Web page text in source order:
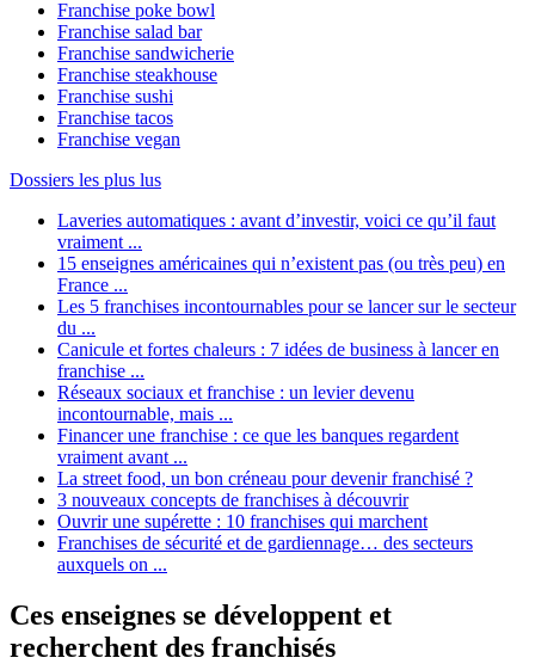
Franchise poke bowl
Franchise salad bar
Franchise sandwicherie
Franchise steakhouse
Franchise sushi
Franchise tacos
Franchise vegan
Dossiers les plus lus
Laveries automatiques : avant d’investir, voici ce qu’il faut
vraiment ...
15 enseignes américaines qui n’existent pas (ou très peu) en
France ...
Les 5 franchises incontournables pour se lancer sur le secteur
du ...
Canicule et fortes chaleurs : 7 idées de business à lancer en
franchise ...
Réseaux sociaux et franchise : un levier devenu
incontournable, mais ...
Financer une franchise : ce que les banques regardent
vraiment avant ...
La street food, un bon créneau pour devenir franchisé ?
3 nouveaux concepts de franchises à découvrir
Ouvrir une supérette : 10 franchises qui marchent
Franchises de sécurité et de gardiennage… des secteurs
auxquels on ...
Ces enseignes se développent et
recherchent des franchisés